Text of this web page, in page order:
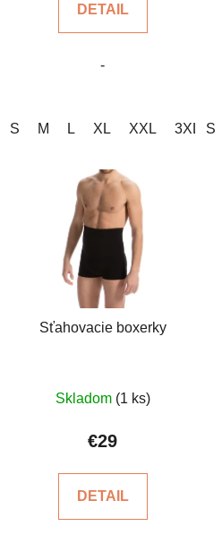
z
hviezdičiek.
DETAIL
-
S M L XL XXL 3XL S
Sťahovacie boxerky
hodnotenie
produktu
z
Skladom (1 ks)
€29
DETAIL